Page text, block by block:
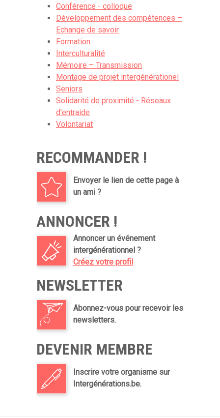
Conférence - colloque
Développement des compétences –
Echange de savoir
Formation
Interculturalité
Mémoire – Transmission
Montage de projet intergénérationel
Seniors
Solidarité de proximité - Réseaux
d'entraide
Volontariat
RECOMMANDER !
Envoyer le lien de cette page à
un ami ?
ANNONCER !
Annoncer un événement
intergénérationnel ?
Créez votre profil
NEWSLETTER
Abonnez-vous pour recevoir les
newsletters.
DEVENIR MEMBRE
Inscrire votre organisme sur
Intergénérations.be.